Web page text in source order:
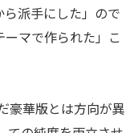
派手にした」ので
マで作られた」こ
豪華版とは方向が異